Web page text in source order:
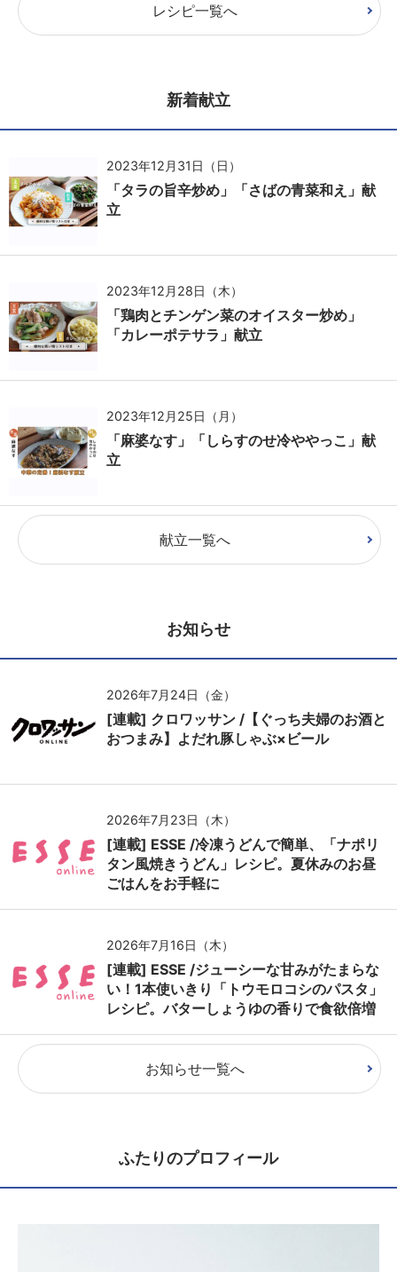
レシピ一覧へ
新着献立
2023年12月31日（日）
「タラの旨辛炒め」「さばの青菜和え」献
立
2023年12月28日（木）
「鶏肉とチンゲン菜のオイスター炒め」
「カレーポテサラ」献立
2023年12月25日（月）
「麻婆なす」「しらすのせ冷ややっこ」献
立
献立一覧へ
お知らせ
2026年7月24日（金）
[連載] クロワッサン /【ぐっち夫婦のお酒と
おつまみ】よだれ豚しゃぶ×ビール
2026年7月23日（木）
[連載] ESSE /冷凍うどんで簡単、「ナポリ
タン風焼きうどん」レシピ。夏休みのお昼
ごはんをお手軽に
2026年7月16日（木）
[連載] ESSE /ジューシーな甘みがたまらな
い！1本使いきり「トウモロコシのパスタ」
レシピ。バターしょうゆの香りで食欲倍増
お知らせ一覧へ
ふたりのプロフィール